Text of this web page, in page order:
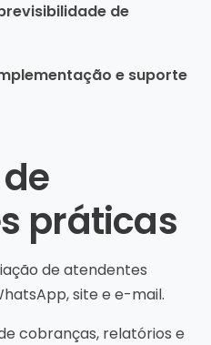
de
e suporte
práticas
de atendentes
site e e-mail.
cobranças, relatórios e